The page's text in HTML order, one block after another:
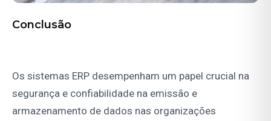
Conclusão
Os sistemas ERP desempenham um papel crucial na
segurança e confiabilidade na emissão e
armazenamento de dados nas organizações